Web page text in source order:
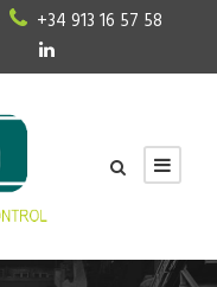
+34 913 16 57 58